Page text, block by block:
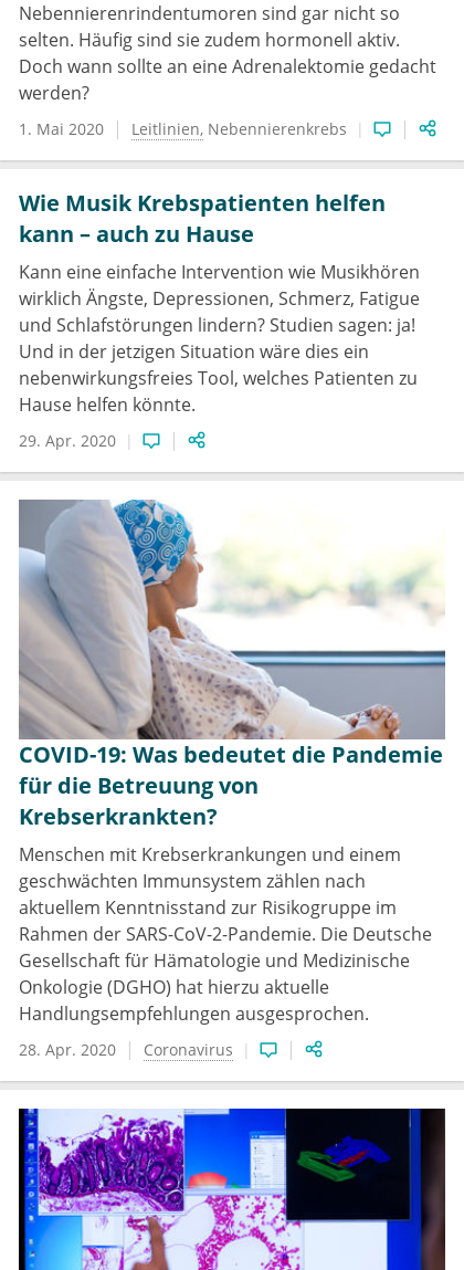
Nebennierenrindentumoren sind gar nicht so
selten. Häufig sind sie zudem hormonell aktiv.
Doch wann sollte an eine Adrenalektomie gedacht
werden?
1. Mai 2020 Leitlinien Nebennierenkrebs
Wie Musik Krebspatienten helfen
kann – auch zu Hause
Kann eine einfache Intervention wie Musikhören
wirklich Ängste, Depressionen, Schmerz, Fatigue
und Schlafstörungen lindern? Studien sagen: ja!
Und in der jetzigen Situation wäre dies ein
nebenwirkungsfreies Tool, welches Patienten zu
Hause helfen könnte.
29. Apr. 2020
COVID-19: Was bedeutet die Pandemie
für die Betreuung von
Krebserkrankten?
Menschen mit Krebserkrankungen und einem
geschwächten Immunsystem zählen nach
aktuellem Kenntnisstand zur Risikogruppe im
Rahmen der SARS-CoV-2-Pandemie. Die Deutsche
Gesellschaft für Hämatologie und Medizinische
Onkologie (DGHO) hat hierzu aktuelle
Handlungsempfehlungen ausgesprochen.
28. Apr. 2020 Coronavirus